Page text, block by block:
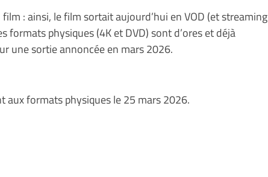
: ainsi, le film sortait aujourd’hui en VOD (et streaming
formats physiques (4K et DVD) sont d’ores et déjà
une sortie annoncée en mars 2026.
aux formats physiques le 25 mars 2026.